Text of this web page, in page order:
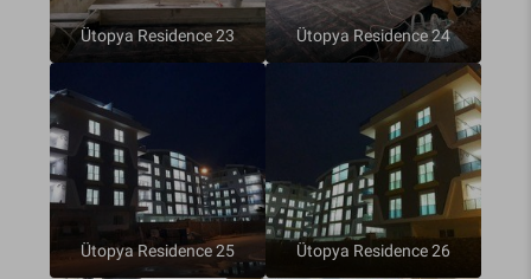
Ütopya Residence 23 Ütopya Residence 24
Ütopya Residence 25 Ütopya Residence 26